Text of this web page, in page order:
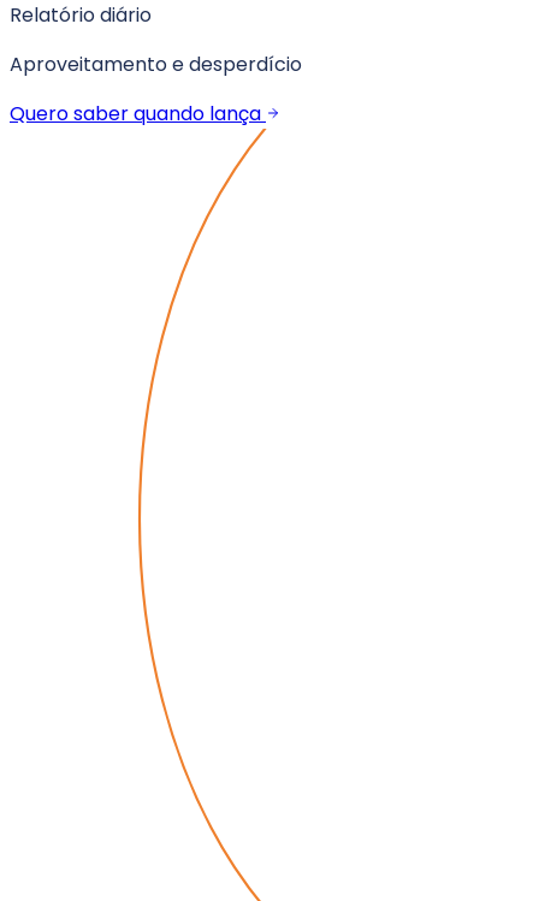
Relatório diário
Aproveitamento e desperdício
Quero saber quando lança